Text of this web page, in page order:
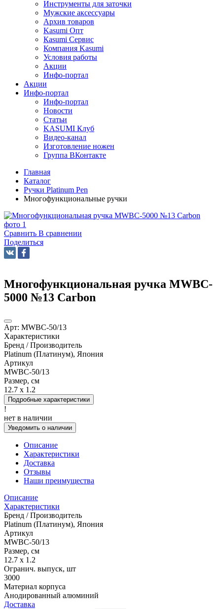
Инструменты для заточки
Мужские аксессуары
Архив товаров
Kasumi Опт
Кasumi Сервис
Компания Kasumi
Условия работы
Акции
Инфо-портал
Акции
Инфо-портал
Инфо-портал
Новости
Статьи
KASUMI Клуб
Видео-канал
Изготовление ножен
Группа ВКонтакте
Главная
Каталог
Ручки Platinum Pen
Многофункциональные ручки
Сравнить В сравнении
Поделиться
Многофункциональная ручка MWBC-
5000 №13 Carbon
Арт: MWBC-50/13
Характеристики
Бренд / Производитель
Platinum (Платинум), Япония
Артикул
MWBC-50/13
Размер, см
12.7 x 1.2
Подробные характеристики
!
нет в наличии
Уведомить о наличии
Описание
Характеристики
Доставка
Отзывы
Наши преимущества
Описание
Характеристики
Бренд / Производитель
Platinum (Платинум), Япония
Артикул
MWBC-50/13
Размер, см
12.7 x 1.2
Огранич. выпуск, шт
3000
Материал корпуса
Анодированный алюминий
Доставка